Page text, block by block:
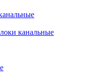
канальные